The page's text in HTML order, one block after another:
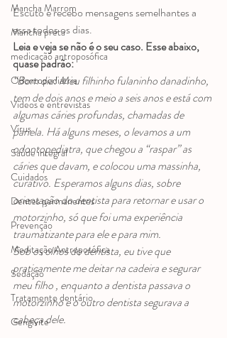
Mancha Marrom
Mancha preta
medicação antroposófica
Odontopediatria
Videos e entrevistas
Vírus
Saúde integral
Cuidados
Dentes permanentes
Prevenção
Meditação Antroposófica
Sedação
Tratamento dentário
Gengivite
Escuto e recebo mensagens semelhantes a
essa todos os dias.
Leia e veja se não é o seu caso. Esse abaixo,
quase padrão:
“Bom dia! Meu filhinho fulaninho danadinho,
tem de dois anos e meio a seis anos e está com
algumas cáries profundas, chamadas de
panela. Há alguns meses, o levamos a um
odontopediatra, que chegou a “raspar” as
cáries que davam, e colocou uma massinha,
curativo. Esperamos alguns dias, sobre
orientação do dentista para retornar e usar o
motorzinho, só que foi uma experiência
traumatizante para ele e para mim.
Sob os olhos do dentista, eu tive que
praticamente me deitar na cadeira e segurar
meu filho , enquanto a dentista passava o
motorzinho e o outro dentista segurava a
cabeça dele.